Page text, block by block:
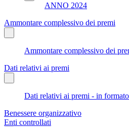
ANNO 2024
Ammontare complessivo dei premi
Ammontare complessivo dei
Dati relativi ai premi
Dati relativi ai premi - in
Benessere organizzativo
Enti controllati